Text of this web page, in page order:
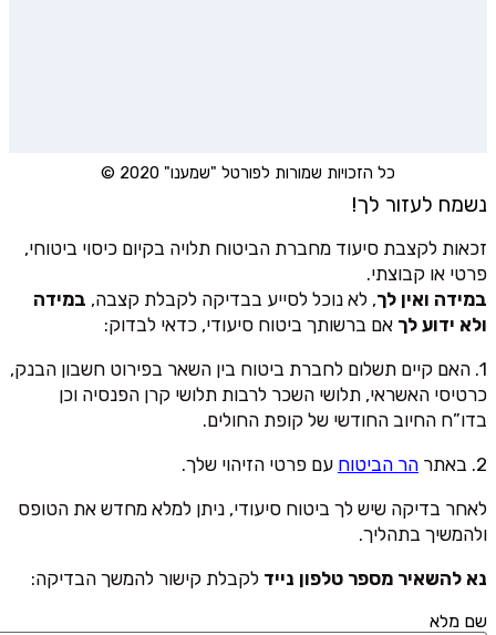
כל הזכויות שמורות לפורטל "שמענו" 2020 ©
נשמח לעזור לך!
זכאות לקצבת סיעוד מחברת הביטוח תלויה בקיום כיסוי ביטוחי,
פרטי או קבוצתי.
במידה ואין לך, לא נוכל לסייע בבדיקה לקבלת קצבה, במידה
ולא ידוע לך אם ברשותך ביטוח סיעודי, כדאי לבדוק:
1. האם קיים תשלום לחברת ביטוח בין השאר בפירוט חשבון הבנק,
כרטיסי האשראי, תלושי השכר לרבות תלושי קרן הפנסיה וכן
בדו”ח החיוב החודשי של קופת החולים.
2. באתר
הר הביטוח עם פרטי הזיהוי שלך.
לאחר בדיקה שיש לך ביטוח סיעודי, ניתן למלא מחדש את הטופס
ולהמשיך בתהליך.
נא להשאיר מספר טלפון נייד לקבלת קישור להמשך הבדיקה:
שם מלא